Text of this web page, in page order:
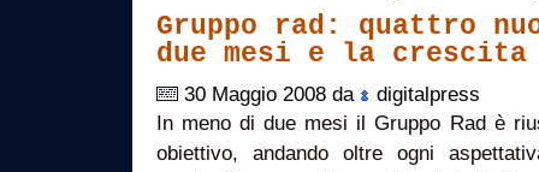
Gruppo rad: quattro
due mesi e la crescita
30 Maggio 2008 da
digitalpress
In meno di due mesi il Gruppo Rad è
obiettivo, andando oltre ogni